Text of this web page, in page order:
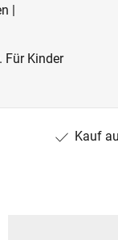
|
Für Kinder
Kauf